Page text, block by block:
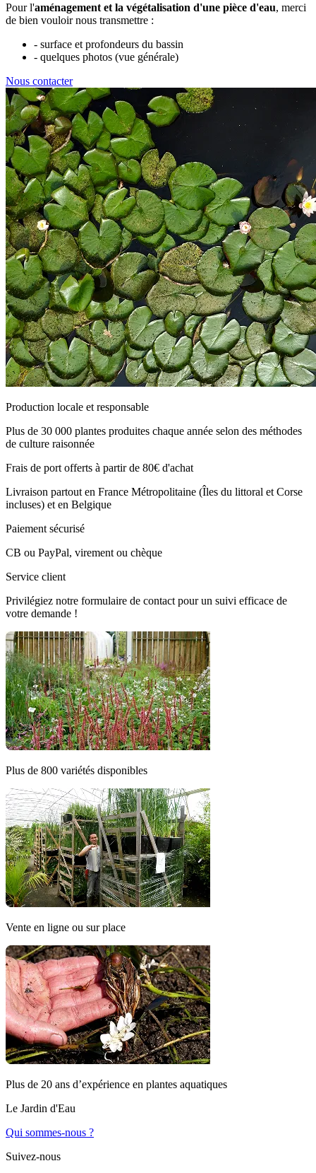
Pour l'aménagement et la végétalisation d'une pièce d'eau, merci
de bien vouloir nous transmettre :
- surface et profondeurs du bassin
- quelques photos (vue générale)
Nous contacter
Production locale et responsable
Plus de 30 000 plantes produites chaque année selon des méthodes
de culture raisonnée
Frais de port offerts à partir de 80€ d'achat
Livraison partout en France Métropolitaine (Îles du littoral et Corse
incluses) et en Belgique
Paiement sécurisé
CB ou PayPal, virement ou chèque
Service client
Privilégiez notre formulaire de contact pour un suivi efficace de
votre demande !
Plus de 800 variétés disponibles
Vente en ligne ou sur place
Plus de 20 ans d’expérience en plantes aquatiques
Le Jardin d'Eau
Qui sommes-nous ?
Suivez-nous